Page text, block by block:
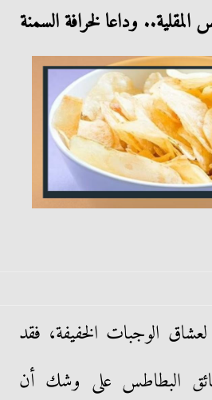
وداعا لخرافة السمنة
الوجبات الخفيفة، فقد
البطاطس على وشك أن